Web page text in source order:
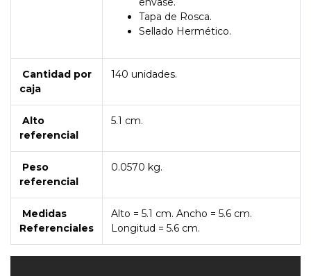
Tapa de Rosca.
Sellado Hermético.
Cantidad por
caja
140 unidades.
Alto
referencial
5.1 cm.
Peso
referencial
0.0570 kg.
Medidas
Referenciales
Alto = 5.1 cm. Ancho = 5.6 cm.
Longitud = 5.6 cm.